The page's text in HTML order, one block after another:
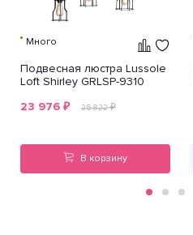
Много
Подвесная люстра Lussole
Loft Shirley GRLSP-9310
23 976 ₽ 25 822₽
В корзину